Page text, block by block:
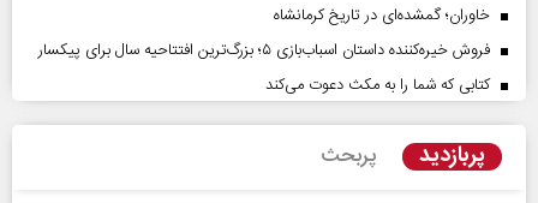
خاوران؛ گمشده‌ای در تاریخ کرمانشاه
فروش خیره‌کننده داستان اسباب‌بازی ۵؛ بزرگ‌ترین افتتاحیه سال برای پیکسار
کتابی که شما را به مکث دعوت می‌کند
پربازدید پربحث